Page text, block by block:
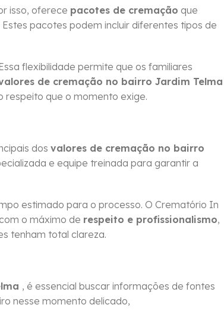
isso, oferece pacotes de cremação que
pacotes podem incluir diferentes tipos de
flexibilidade permite que os familiares
de cremação no bairro Jardim Telma
respeito que o momento exige.
dos valores de cremação no bairro
e equipe treinada para garantir a
estimado para o processo. O Crematório In
o máximo de respeito e profissionalismo,
tenham total clareza.
, é essencial buscar informações de fontes
nesse momento delicado,